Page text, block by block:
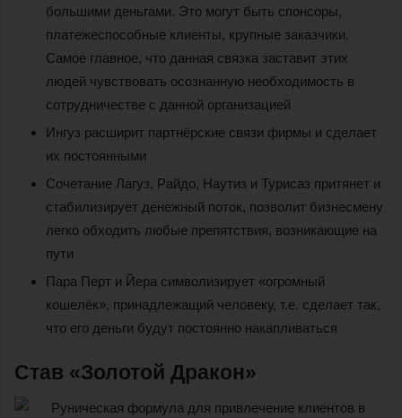
большими деньгами. Это могут быть спонсоры,
платежеспособные клиенты, крупные заказчики.
Самое главное, что данная связка заставит этих
людей чувствовать осознанную необходимость в
сотрудничестве с данной организацией
Ингуз расширит партнёрские связи фирмы и сделает
их постоянными
Сочетание Лагуз, Райдо, Наутиз и Турисаз притянет и
стабилизирует денежный поток, позволит бизнесмену
легко обходить любые препятствия, возникающие на
пути
Пара Перт и Йера символизирует «огромный
кошелёк», принадлежащий человеку, т.е. сделает так,
что его деньги будут постоянно накапливаться
Став «Золотой Дракон»